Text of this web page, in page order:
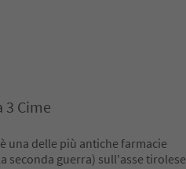
3 Cime
una delle più antiche farmacie
seconda guerra) sull'asse tirolese